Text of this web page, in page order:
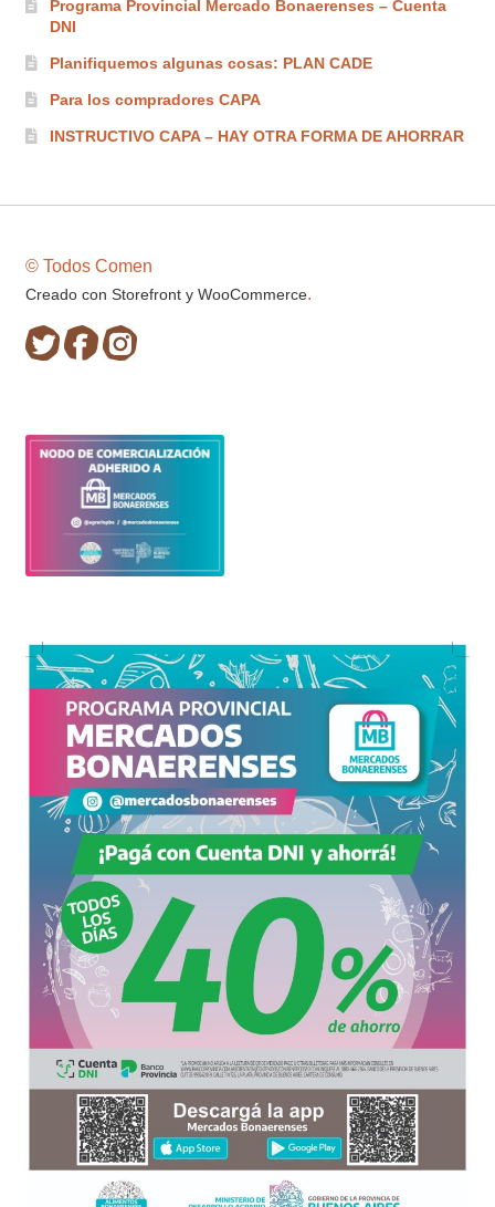
Programa Provincial Mercado Bonaerenses – Cuenta
DNI
Planifiquemos algunas cosas: PLAN CADE
Para los compradores CAPA
INSTRUCTIVO CAPA – HAY OTRA FORMA DE AHORRAR
© Todos Comen
Creado con Storefront y WooCommerce.